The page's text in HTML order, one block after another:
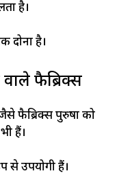
है।
दोनों है।
फैब्रिक्स
फैब्रिक्स पुरुषों को
हैं।
से उपयोगी हैं।